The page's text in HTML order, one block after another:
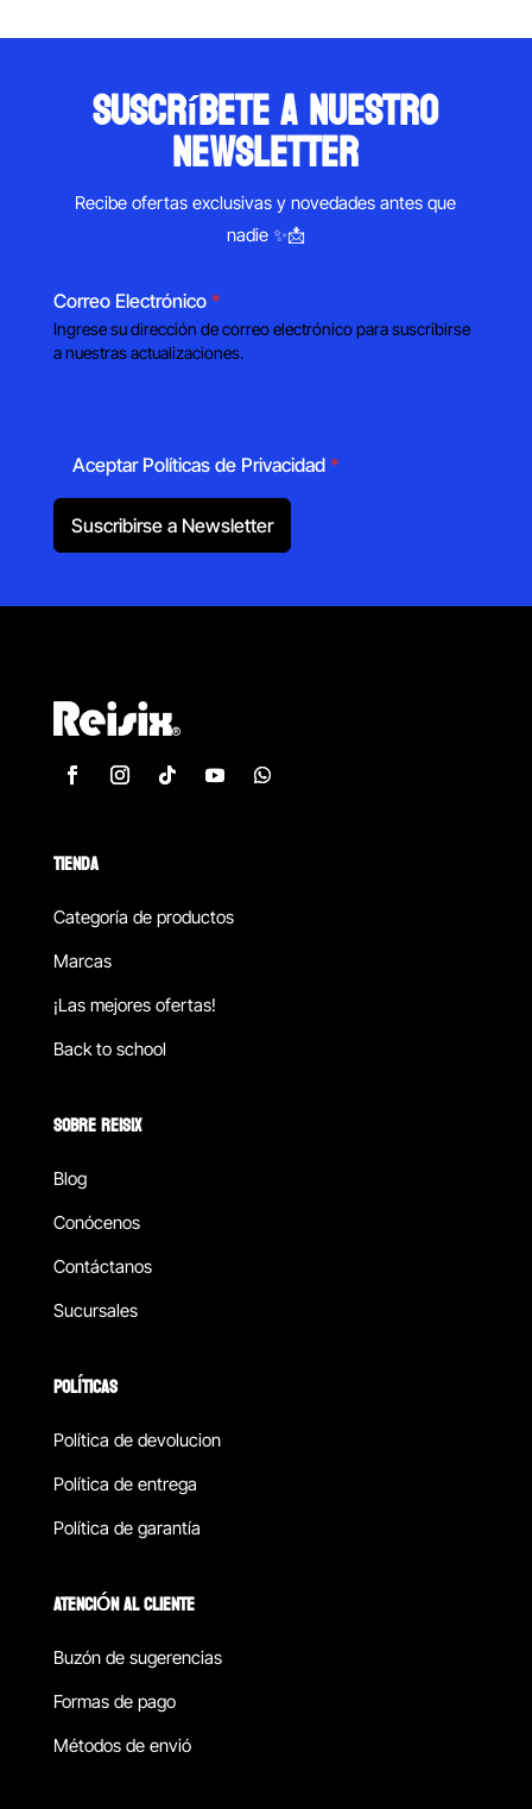
suscríbete a nuestro
newsletter
Recibe ofertas exclusivas y novedades antes que
nadie ✨📩
Correo Electrónico *
Ingrese su dirección de correo electrónico para suscribirse
a nuestras actualizaciones.
Aceptar Políticas de Privacidad *
Suscribirse a Newsletter
TIENDA
Categoría de productos
Marcas
¡Las mejores ofertas!
Back to school
SOBRE REISIX
Blog
Conócenos
Contáctanos
Sucursales
POLÍTICAS
Política de devolucion
Política de entrega
Política de garantía
ATENCIÓN AL CLIENTE
Buzón de sugerencias
Formas de pago
Métodos de envió